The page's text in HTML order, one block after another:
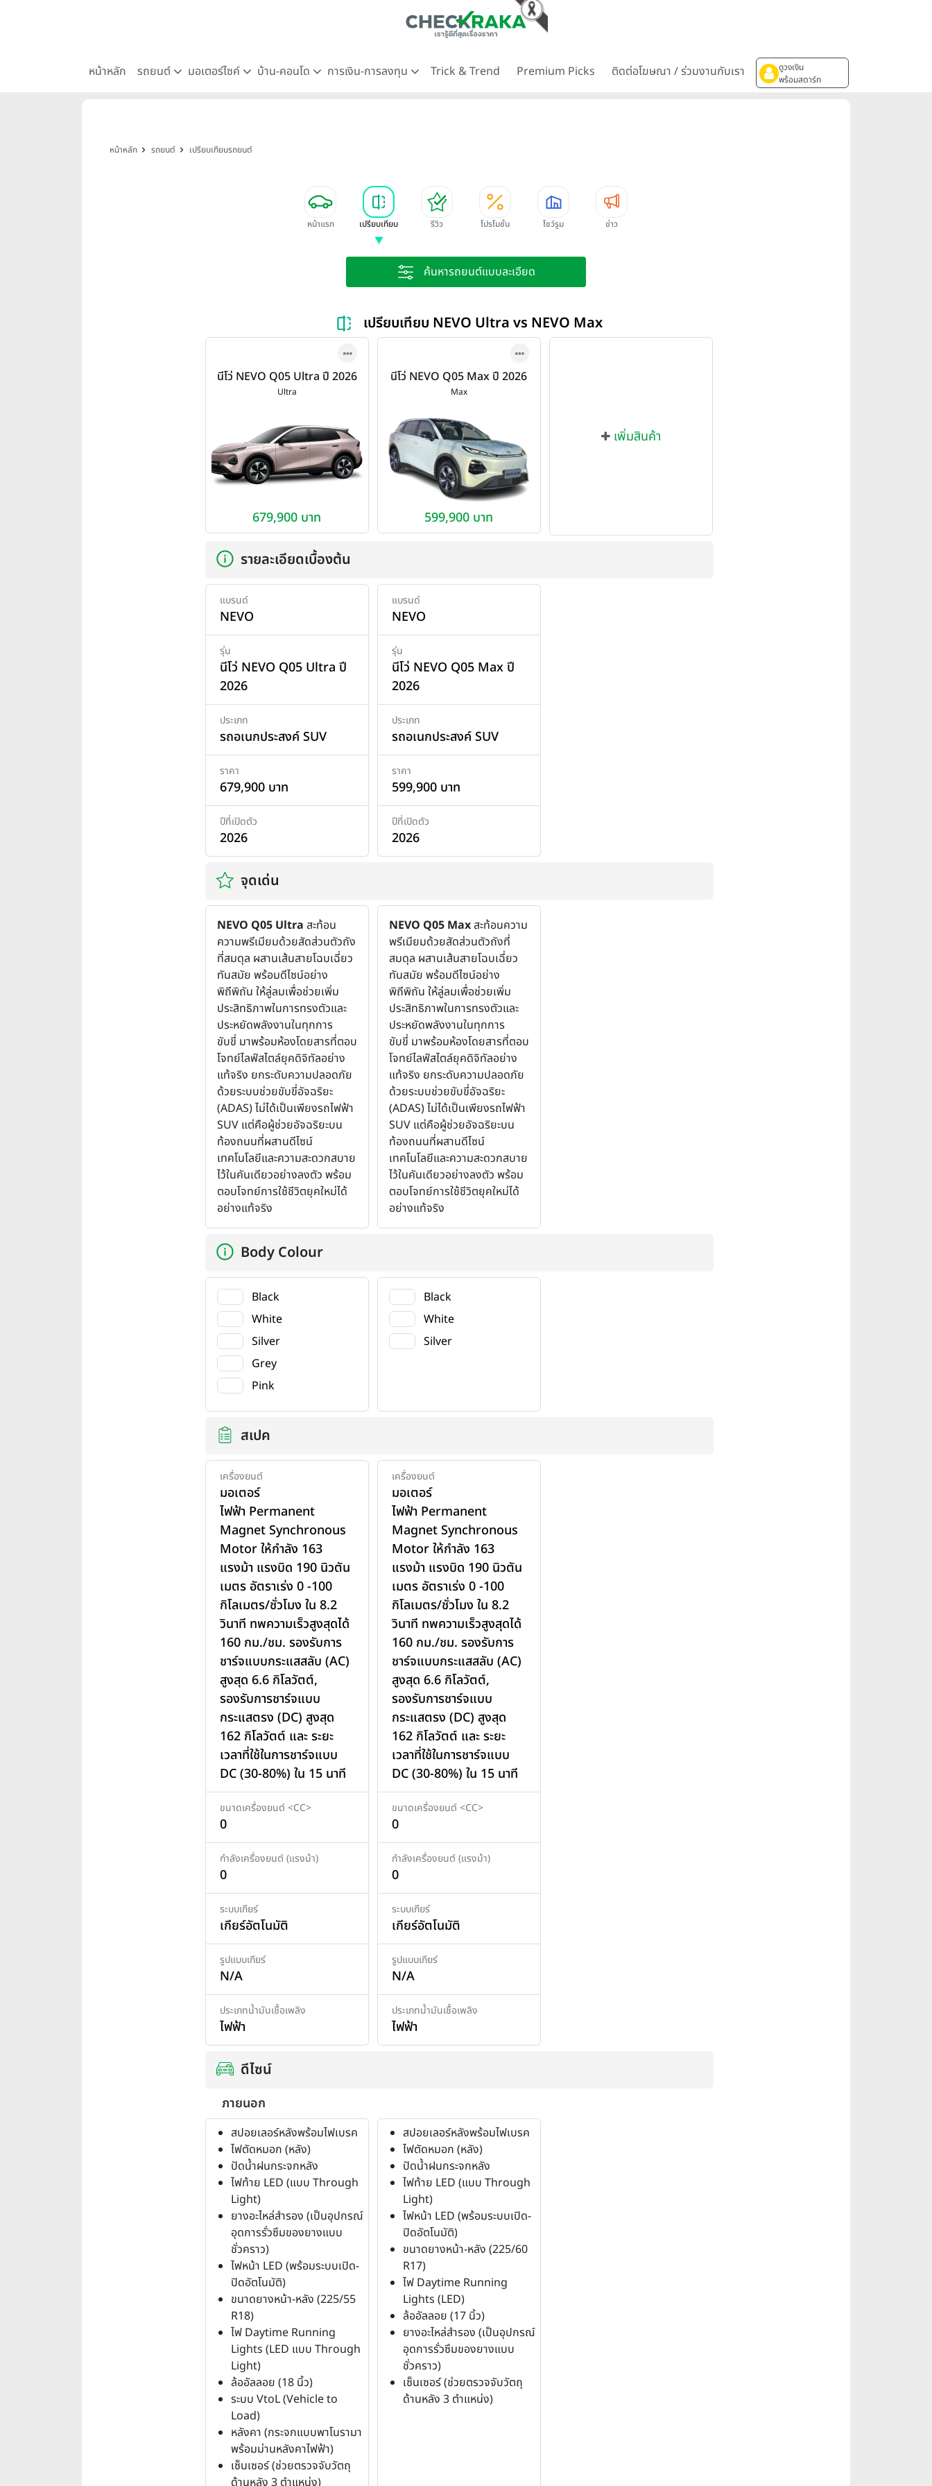
หน้าหลัก รถยนต์ มอเตอร์ไซค์ บ้าน-คอนโด การเงิน-การลงทุน Trick & Trend Premium Picks ติดต่อโฆษณา / ร่วมงานกับเรา
ดูวงเงิน
พร้อมสตาร์ท
หน้าหลัก รถยนต์ เปรียบเทียบรถยนต์
หน้าแรก เปรียบเทียบ รีวิว โปรโมชั่น โชว์รูม ข่าว
ค้นหารถยนต์แบบละเอียด
เปรียบเทียบ NEVO Ultra vs NEVO Max
นีโว่ NEVO Q05 Ultra ปี 2026
Ultra
679,900 บาท
นีโว่ NEVO Q05 Max ปี 2026
Max
599,900 บาท
เพิ่มสินค้า
รายละเอียดเบื้องต้น
แบรนด์
NEVO
รุ่น
นีโว่ NEVO Q05 Ultra ปี
2026
ประเภท
รถอเนกประสงค์ SUV
ราคา
679,900 บาท
ปีที่เปิดตัว
2026
แบรนด์
NEVO
รุ่น
นีโว่ NEVO Q05 Max ปี
2026
ประเภท
รถอเนกประสงค์ SUV
ราคา
599,900 บาท
ปีที่เปิดตัว
2026
จุดเด่น
NEVO Q05 Ultra สะท้อน
ความพรีเมียมด้วยสัดส่วนตัวถัง
ที่สมดุล ผสานเส้นสายโฉบเฉี่ยว
ทันสมัย พร้อมดีไซน์อย่าง
พิถีพิถัน ให้ลู่ลมเพื่อช่วยเพิ่ม
ประสิทธิภาพในการทรงตัวและ
ประหยัดพลังงานในทุกการ
ขับขี่ มาพร้อมห้องโดยสารที่ตอบ
โจทย์ไลฟ์สไตล์ยุคดิจิทัลอย่าง
แท้จริง ยกระดับความปลอดภัย
ด้วยระบบช่วยขับขี่อัจฉริยะ
(ADAS) ไม่ได้เป็นเพียงรถไฟฟ้า
SUV แต่คือผู้ช่วยอัจฉริยะบน
ท้องถนนที่ผสานดีไซน์
เทคโนโลยีและความสะดวกสบาย
ไว้ในคันเดียวอย่างลงตัว พร้อม
ตอบโจทย์การใช้ชีวิตยุคใหม่ได้
อย่างแท้จริง
NEVO Q05 Maxสะท้อนความ
พรีเมียมด้วยสัดส่วนตัวถังที่
สมดุล ผสานเส้นสายโฉบเฉี่ยว
ทันสมัย พร้อมดีไซน์อย่าง
พิถีพิถัน ให้ลู่ลมเพื่อช่วยเพิ่ม
ประสิทธิภาพในการทรงตัวและ
ประหยัดพลังงานในทุกการ
ขับขี่ มาพร้อมห้องโดยสารที่ตอบ
โจทย์ไลฟ์สไตล์ยุคดิจิทัลอย่าง
แท้จริง ยกระดับความปลอดภัย
ด้วยระบบช่วยขับขี่อัจฉริยะ
(ADAS) ไม่ได้เป็นเพียงรถไฟฟ้า
SUV แต่คือผู้ช่วยอัจฉริยะบน
ท้องถนนที่ผสานดีไซน์
เทคโนโลยีและความสะดวกสบาย
ไว้ในคันเดียวอย่างลงตัว พร้อม
ตอบโจทย์การใช้ชีวิตยุคใหม่ได้
อย่างแท้จริง
Body Colour
Black
White
Silver
Grey
Pink
Black
White
Silver
สเปค
เครื่องยนต์
มอเตอร์
ไฟฟ้า Permanent
Magnet Synchronous
Motor ให้กำลัง 163
แรงม้า แรงบิด 190 นิวตัน
เมตร อัตราเร่ง 0 -100
กิโลเมตร/ชั่วโมง ใน 8.2
วินาที ทพความเร็วสูงสุดได้
160 กม./ชม. รองรับการ
ชาร์จแบบกระแสสลับ (AC)
สูงสุด 6.6 กิโลวัตต์,
รองรับการชาร์จแบบ
กระแสตรง (DC) สูงสุด
162 กิโลวัตต์ และ ระยะ
เวลาที่ใช้ในการชาร์จแบบ
DC (30-80%) ใน 15 นาที
ขนาดเครื่องยนต์ <CC>
0
กำลังเครื่องยนต์ (แรงม้า)
0
ระบบเกียร์
เกียร์อัตโนมัติ
รูปแบบเกียร์
N/A
ประเภทน้ำมันเชื้อเพลิง
ไฟฟ้า
เครื่องยนต์
มอเตอร์
ไฟฟ้า Permanent
Magnet Synchronous
Motor ให้กำลัง 163
แรงม้า แรงบิด 190 นิวตัน
เมตร อัตราเร่ง 0 -100
กิโลเมตร/ชั่วโมง ใน 8.2
วินาที ทพความเร็วสูงสุดได้
160 กม./ชม. รองรับการ
ชาร์จแบบกระแสสลับ (AC)
สูงสุด 6.6 กิโลวัตต์,
รองรับการชาร์จแบบ
กระแสตรง (DC) สูงสุด
162 กิโลวัตต์ และ ระยะ
เวลาที่ใช้ในการชาร์จแบบ
DC (30-80%) ใน 15 นาที
ขนาดเครื่องยนต์ <CC>
0
กำลังเครื่องยนต์ (แรงม้า)
0
ระบบเกียร์
เกียร์อัตโนมัติ
รูปแบบเกียร์
N/A
ประเภทน้ำมันเชื้อเพลิง
ไฟฟ้า
ดีไซน์
ภายนอก
สปอยเลอร์หลังพร้อมไฟเบรค
ไฟตัดหมอก (หลัง)
ปัดน้ำฝนกระจกหลัง
ไฟท้าย LED (แบบ Through
Light)
ยางอะไหล่สำรอง (เป็นอุปกรณ์
อุดการรั่วซึมของยางแบบ
ชั่วคราว)
ไฟหน้า LED (พร้อมระบบเปิด-
ปิดอัตโนมัติ)
ขนาดยางหน้า-หลัง (225/55
R18)
ไฟ Daytime Running
Lights (LED แบบ Through
Light)
ล้ออัลลอย (18 นิ้ว)
ระบบ VtoL (Vehicle to
Load)
หลังคา (กระจกแบบพาโนรามา
พร้อมม่านหลังคาไฟฟ้า)
เซ็นเซอร์ (ช่วยตรวจจับวัตถุ
ด้านหลัง 3 ตำแหน่ง)
สปอยเลอร์หลังพร้อมไฟเบรค
ไฟตัดหมอก (หลัง)
ปัดน้ำฝนกระจกหลัง
ไฟท้าย LED (แบบ Through
Light)
ไฟหน้า LED (พร้อมระบบเปิด-
ปิดอัตโนมัติ)
ขนาดยางหน้า-หลัง (225/60
R17)
ไฟ Daytime Running
Lights (LED)
ล้ออัลลอย (17 นิ้ว)
ยางอะไหล่สำรอง (เป็นอุปกรณ์
อุดการรั่วซึมของยางแบบ
ชั่วคราว)
เซ็นเซอร์ (ช่วยตรวจจับวัตถุ
ด้านหลัง 3 ตำแหน่ง)